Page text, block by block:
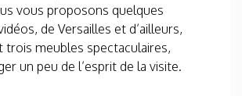
vous proposons quelques
de Versailles et d’ailleurs,
trois meubles spectaculaires,
un peu de l’esprit de la visite.